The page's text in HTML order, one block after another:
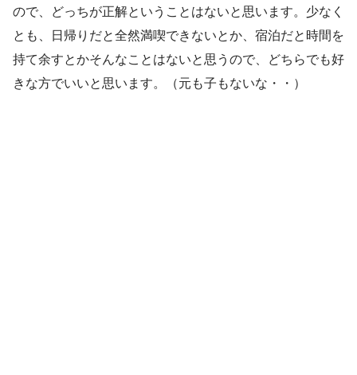
ので、どっちが正解ということはないと思います。少なく
とも、日帰りだと全然満喫できないとか、宿泊だと時間を
持て余すとかそんなことはないと思うので、どちらでも好
きな方でいいと思います。（元も子もないな・・）